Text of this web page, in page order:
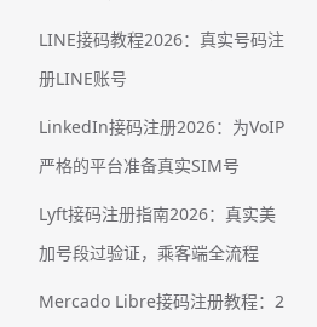
LINE接码教程2026：真实号码注
册LINE账号
LinkedIn接码注册2026：为VoIP
严格的平台准备真实SIM号
Lyft接码注册指南2026：真实美
加号段过验证，乘客端全流程
Mercado Libre接码注册教程：2